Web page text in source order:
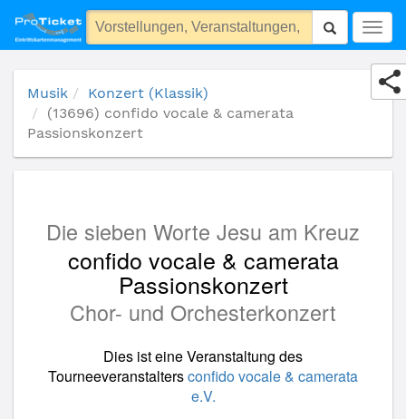
(13696) confido vocale & camerata Passionskonzert
Musik
Konzert (Klassik)
(13696) confido vocale & camerata
Passionskonzert
Die sieben Worte Jesu am Kreuz
confido vocale & camerata
Passionskonzert
Chor- und Orchesterkonzert
Dies ist eine Veranstaltung des
Tourneeveranstaltersconfido vocale & camerata
e.V.